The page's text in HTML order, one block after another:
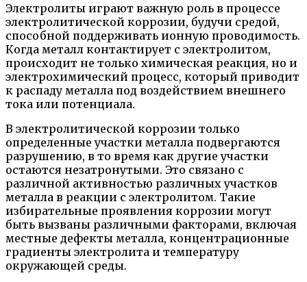
Электролиты играют важную роль в процессе
электролитической коррозии, будучи средой,
способной поддерживать ионную проводимость.
Когда металл контактирует с электролитом,
происходит не только химическая реакция, но и
электрохимический процесс, который приводит
к распаду металла под воздействием внешнего
тока или потенциала.
В электролитической коррозии только
определенные участки металла подвергаются
разрушению, в то время как другие участки
остаются незатронутыми. Это связано с
различной активностью различных участков
металла в реакции с электролитом. Такие
избирательные проявления коррозии могут
быть вызваны различными факторами, включая
местные дефекты металла, концентрационные
градиенты электролита и температуру
окружающей среды.